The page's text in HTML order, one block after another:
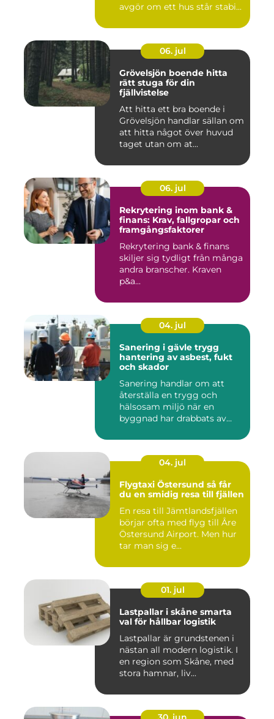
avgör om ett hus står stabi...
06. jul
Grövelsjön boende hitta
rätt stuga för din
fjällvistelse
Att hitta ett bra boende i
Grövelsjön handlar sällan om
att hitta något över huvud
taget utan om at...
06. jul
Rekrytering inom bank &
finans: Krav, fallgropar och
framgångsfaktorer
Rekrytering bank & finans
skiljer sig tydligt från många
andra branscher. Kraven
p&a...
04. jul
Sanering i gävle trygg
hantering av asbest, fukt
och skador
Sanering handlar om att
återställa en trygg och
hälsosam miljö när en
byggnad har drabbats av
04. jul
Flygtaxi Östersund så får
du en smidig resa till fjällen
En resa till Jämtlandsfjällen
börjar ofta med flyg till Åre
Östersund Airport. Men hur
tar man sig e...
01. jul
Lastpallar i skåne smarta
val för hållbar logistik
Lastpallar är grundstenen i
nästan all modern logistik. I
en region som Skåne, med
stora hamnar, liv...